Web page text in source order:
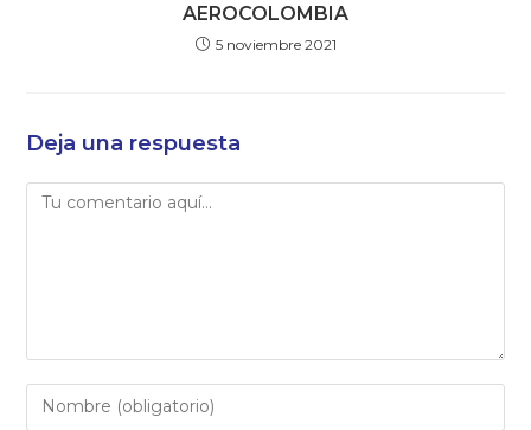
AEROCOLOMBIA
5 noviembre 2021
Deja una respuesta